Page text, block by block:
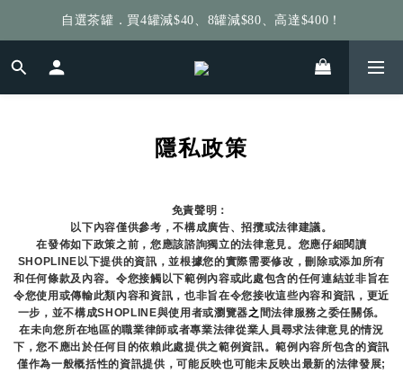
給個訂單好評，立即送你 $5 購物金！
隱私政策
免責聲明：
以下內容僅供參考，不構成廣告、招攬或法律建議。
在發佈如下政策之前，您應該諮詢獨立的法律意見。您應仔細閱讀
SHOPLINE以下提供的資訊，並根據您的實際需要修改，刪除或添加所有
和任何條款及內容。令您接觸以下範例內容或此處包含的任何連結並非旨在
令您使用或傳輸此類內容和資訊，也非旨在令您接收這些內容和資訊，更近
一步，並不構成SHOPLINE與使用者或瀏覽器之 間法律服務之委任關係。
在未向您所在地區的職業律師或者專業法律從業人員尋求法律意見的情況
下，您不應出於任何目的依賴此處提供之範例資訊。範例內容所包含的資訊
僅作為一般概括性的資訊提供，可能反映也可能未反映出最新的法律發展;